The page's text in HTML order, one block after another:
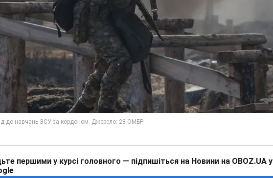
першими у курсі головного — підпишіться на Новини на OBOZ.UA у